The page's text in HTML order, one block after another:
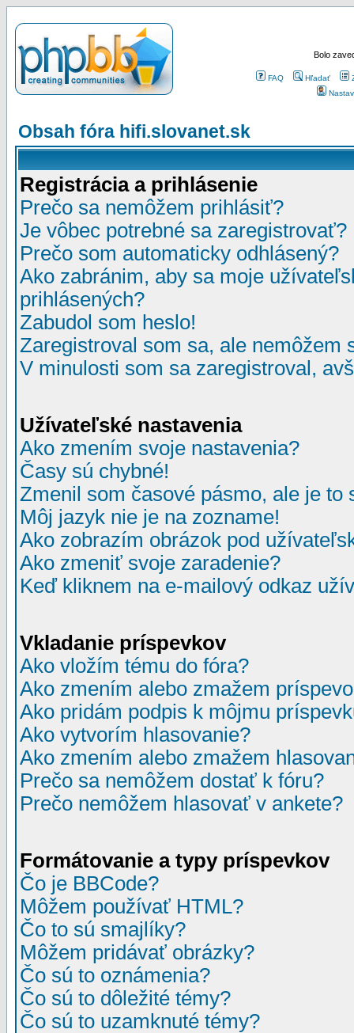
Bolo
FAQ Hľadať
Obsah fóra hifi.slovanet.sk
Registrácia a prihlásenie
Prečo sa nemôžem prihlásiť?
Je vôbec potrebné sa zaregistrovať?
Prečo som automaticky odhlásený?
Ako zabránim, aby sa moje
prihlásených?
Zabudol som heslo!
Zaregistroval som sa, ale nemôžem
V minulosti som sa zaregistroval,
Užívateľské nastavenia
Ako zmením svoje nastavenia?
Časy sú chybné!
Zmenil som časové pásmo, ale je to
Môj jazyk nie je na zozname!
Ako zobrazím obrázok pod
Ako zmeniť svoje zaradenie?
Keď kliknem na e-mailový odkaz
Vkladanie príspevkov
Ako vložím tému do fóra?
Ako zmením alebo zmažem
Ako pridám podpis k môjmu
Ako vytvorím hlasovanie?
Ako zmením alebo zmažem
Prečo sa nemôžem dostať k fóru?
Prečo nemôžem hlasovať v ankete?
Formátovanie a typy príspevkov
Čo je BBCode?
Môžem používať HTML?
Čo to sú smajlíky?
Môžem pridávať obrázky?
Čo sú to oznámenia?
Čo sú to dôležité témy?
Čo sú to uzamknuté témy?